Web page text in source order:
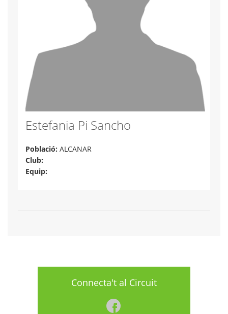
Estefania Pi Sancho
Població: ALCANAR
Club:
Equip:
Connecta't al Circuit